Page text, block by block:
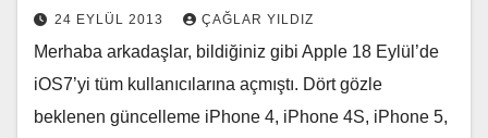
24 EYLÜL 2013 ÇAĞLAR YILDIZ
Merhaba arkadaşlar, bildiğiniz gibi Apple 18 Eylül’de
iOS7’yi tüm kullanıcılarına açmıştı. Dört gözle
beklenen güncelleme iPhone 4, iPhone 4S, iPhone 5,